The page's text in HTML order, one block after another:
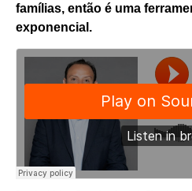
famílias, então é uma
exponencial.